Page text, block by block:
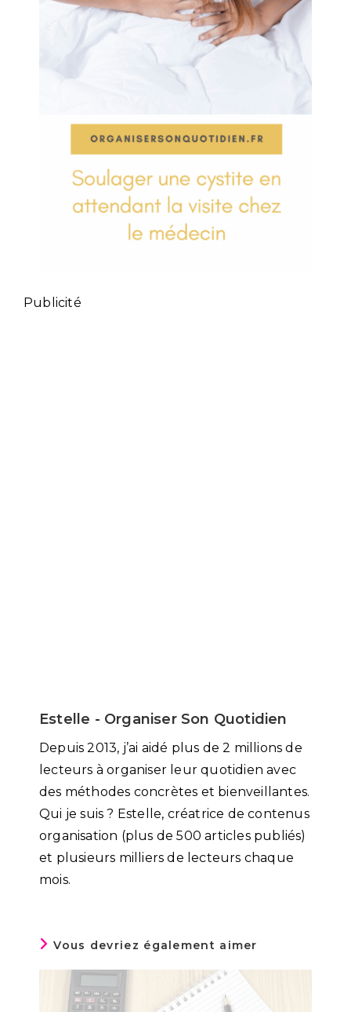
Publicité
Estelle - Organiser Son Quotidien
Depuis 2013, j’ai aidé plus de 2 millions de
lecteurs à organiser leur quotidien avec
des méthodes concrètes et bienveillantes.
Qui je suis ? Estelle, créatrice de contenus
organisation (plus de 500 articles publiés)
et plusieurs milliers de lecteurs chaque
mois.
Vous devriez également aimer